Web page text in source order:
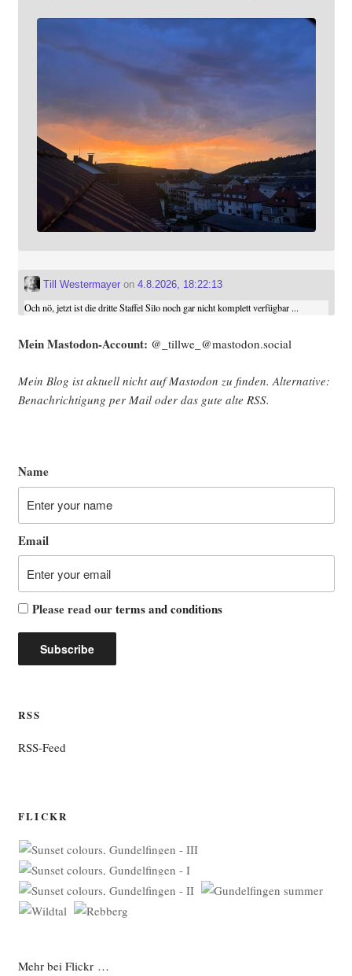
Till Westermayeron 4.8.2026, 18:22:13
Och nö, jetzt ist die dritte Staffel Silo noch gar nicht komplett verfügbar ...
Mein Mast­o­don-Account: @_tillwe_@mastodon.social
Mein Blog ist aktu­ell nicht auf Mast­o­don zu fin­den. Alter­na­ti­ve:
Benach­rich­ti­gung per Mail oder das gute alte RSS.
Name
Email
Please read ourterms and conditions
RSS
RSS-Feed
FLICKR
Mehr bei Flickr …